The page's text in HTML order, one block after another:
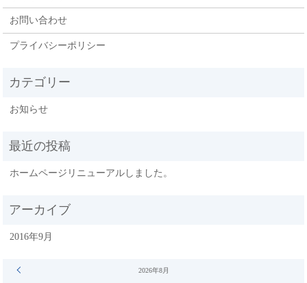
お問い合わせ
プライバシーポリシー
お知らせ
ホームページリニューアルしました。
2016年9月
2026年8月